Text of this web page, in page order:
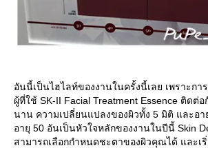
อันนี้เป็นไฮไลท์ของงานในครั้งนี้เลย เพราะกา
ผู้ที่ใช้ SK-II Facial Treatment Essence ติดต่อ
นาน ความเปลี่ยนแปลงของผิวทั้ง 5 มิติ และอ
อายุ 50 อันเป็นหัวใจหลักของงานในปีนี้ Skin
สามารถเลือกกำหนดชะตาของผิวคุณได้ และเ